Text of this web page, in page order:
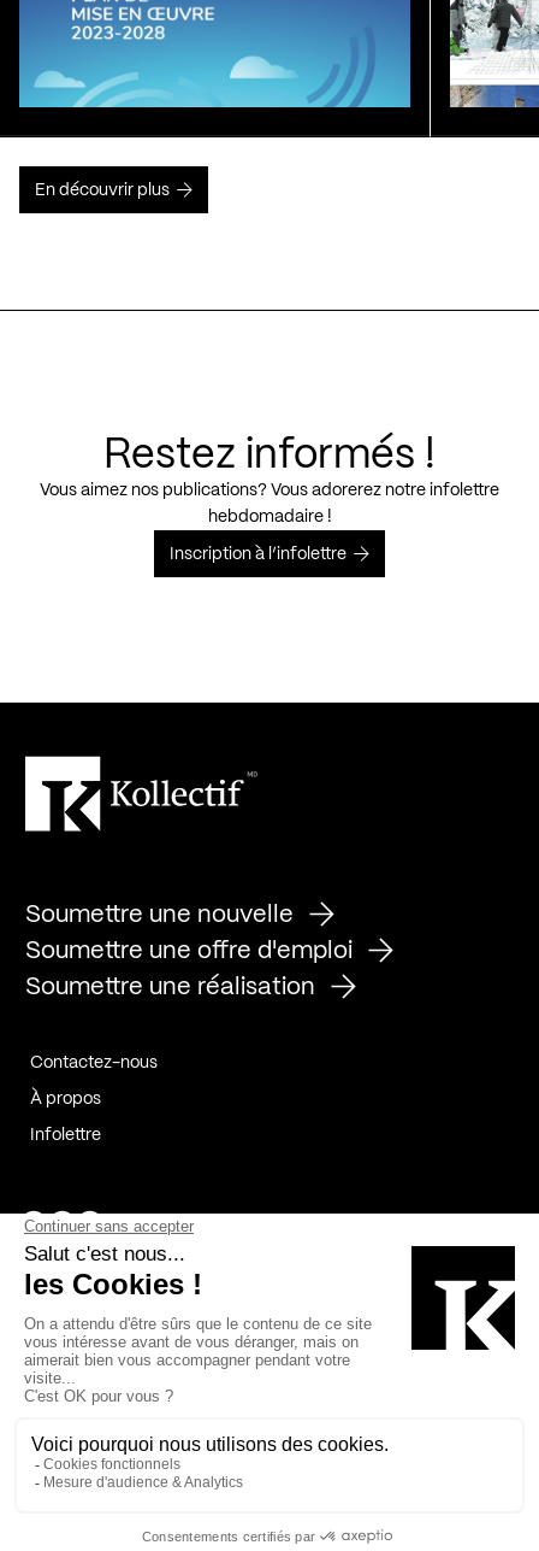
En découvrir plus
Restez informés !
Vous aimez nos publications? Vous adorerez notre infolettre
hebdomadaire !
Inscription à l’infolettre
Soumettre une nouvelle
Soumettre une offre d'emploi
Soumettre une réalisation
Contactez-nous
À propos
Infolettre
Page Facebook de Kollectif
Page Instagram de Kollectif
Page Linkedin de Kollectif
Bâtiment-Durable-Québec-1
Esquisses-1
MP-1 v2com-1